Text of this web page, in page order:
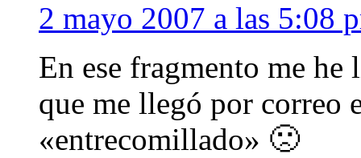
2 mayo 2007 a las 5:08
En ese fragmento me he
que me llegó por correo
«entrecomillado» 🙁